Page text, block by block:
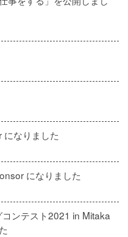
なりました
になりました
ンテスト2021 in Mitaka